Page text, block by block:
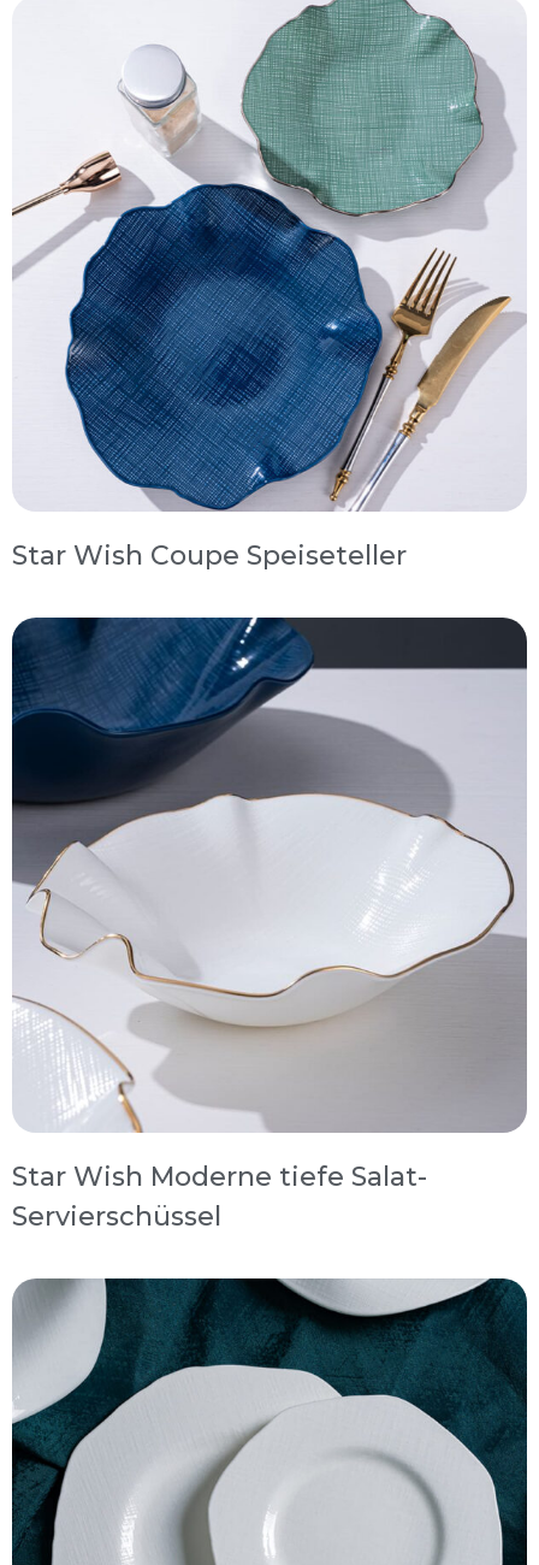
Star Wish Coupe Speiseteller
Star Wish Moderne tiefe Salat-
Servierschüssel